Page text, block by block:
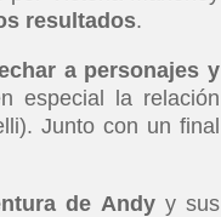
resultados.
a personajes y
especial la relación
Junto con un final
de Andyy sus